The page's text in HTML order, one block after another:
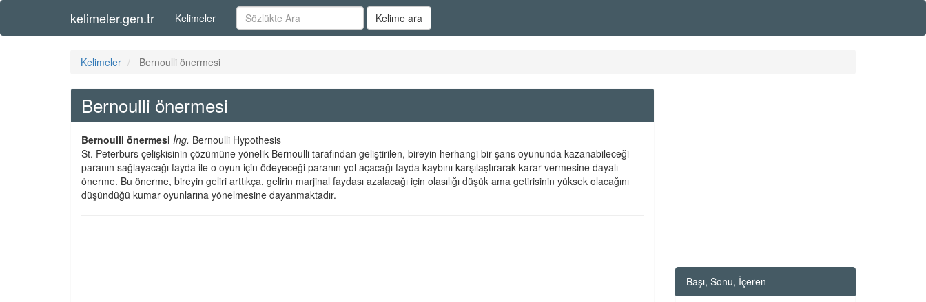
kelimeler.gen.tr Kelimeler Kelime ara
Kelimeler Bernoulli önermesi
Bernoulli önermesi
Bernoulli önermesi İng. Bernoulli Hypothesis
St. Peterburs çelişkisinin çözümüne yönelik Bernoulli tarafından geliştirilen, bireyin herhangi bir şans oyununda kazanabileceği
paranın sağlayacağı fayda ile o oyun için ödeyeceği paranın yol açacağı fayda kaybını karşılaştırarak karar vermesine dayalı
önerme. Bu önerme, bireyin geliri arttıkça, gelirin marjinal faydası azalacağı için olasılığı düşük ama getirisinin yüksek olacağını
düşündüğü kumar oyunlarına yönelmesine dayanmaktadır.
Başı, Sonu, İçeren